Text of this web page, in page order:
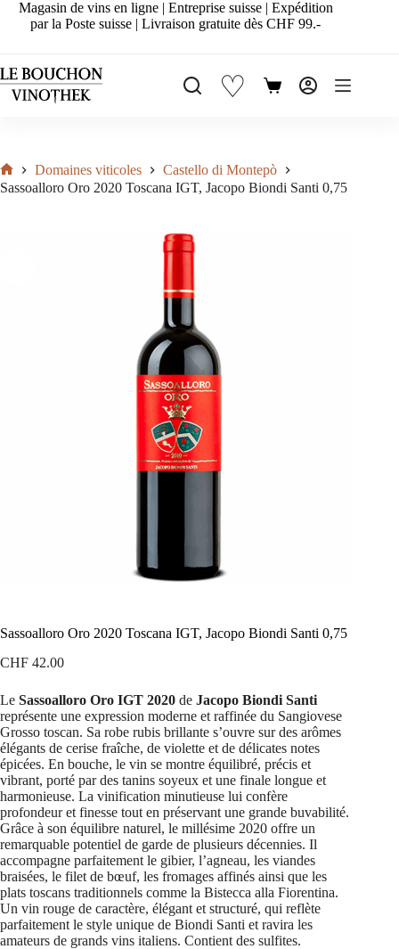
PasserMagasin de vins en ligne | Entreprise suisse | Expédition
par la Poste suisse | Livraison gratuite dès CHF 99.-
♡
Panier
Accueil
Domaines viticoles
Castello di Montepò
Sassoalloro Oro 2020 Toscana IGT, Jacopo Biondi Santi 0,75
Sassoalloro Oro 2020 Toscana IGT, Jacopo Biondi Santi 0,75
CHF 42.00
Le Sassoalloro Oro IGT 2020 de Jacopo Biondi Santi
représente une expression moderne et raffinée du Sangiovese
Grosso toscan. Sa robe rubis brillante s’ouvre sur des arômes
élégants de cerise fraîche, de violette et de délicates notes
épicées. En bouche, le vin se montre équilibré, précis et
vibrant, porté par des tanins soyeux et une finale longue et
harmonieuse. La vinification minutieuse lui confère
profondeur et finesse tout en préservant une grande buvabilité.
Grâce à son équilibre naturel, le millésime 2020 offre un
remarquable potentiel de garde de plusieurs décennies. Il
accompagne parfaitement le gibier, l’agneau, les viandes
braisées, le filet de bœuf, les fromages affinés ainsi que les
plats toscans traditionnels comme la Bistecca alla Fiorentina.
Un vin rouge de caractère, élégant et structuré, qui reflète
parfaitement le style unique de Biondi Santi et ravira les
amateurs de grands vins italiens. Contient des sulfites.